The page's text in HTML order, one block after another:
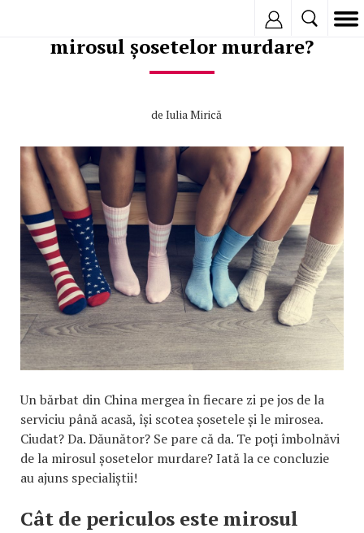
Te poți îmbolnăvi de la
mirosul șosetelor murdare?
de Iulia Mirică
Un bărbat din China mergea în fiecare zi pe jos de la
serviciu până acasă, își scotea șosetele și le mirosea.
Ciudat? Da. Dăunător? Se pare că da. Te poți îmbolnăvi
de la mirosul șosetelor murdare? Iată la ce concluzie
au ajuns specialiștii!
Cât de periculos este mirosul